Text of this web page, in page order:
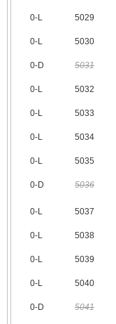
0‑L 5029
0‑L 5030
0‑D 5031
0‑L 5032
0‑L 5033
0‑L 5034
0‑L 5035
0‑D 5036
0‑L 5037
0‑L 5038
0‑L 5039
0‑L 5040
0‑D 5041